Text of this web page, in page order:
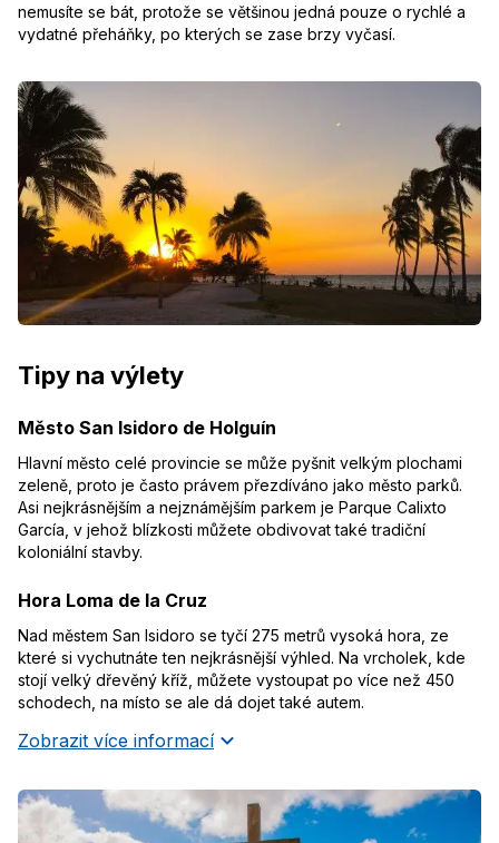
nemusíte se bát, protože se většinou jedná pouze o rychlé a
vydatné přeháňky, po kterých se zase brzy vyčasí.
Tipy na výlety
Město San Isidoro de Holguín
Hlavní město celé provincie se může pyšnit velkým plochami
zeleně, proto je často právem přezdíváno jako město parků.
Asi nejkrásnějším a nejznámějším parkem je Parque Calixto
García, v jehož blízkosti můžete obdivovat také tradiční
koloniální stavby.
Hora Loma de la Cruz
Nad městem San Isidoro se tyčí 275 metrů vysoká hora, ze
které si vychutnáte ten nejkrásnější výhled. Na vrcholek, kde
stojí velký dřevěný kříž, můžete vystoupat po více než 450
schodech, na místo se ale dá dojet také autem.
Zobrazit více informací